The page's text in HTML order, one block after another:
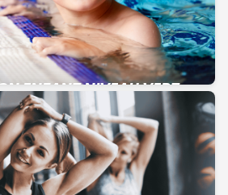
ENFANT NIVEAU VERT